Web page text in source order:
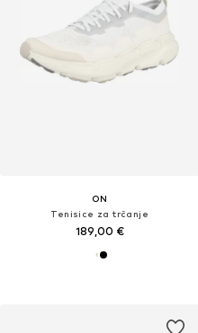
ON
Tenisice za trčanje
189,00 €